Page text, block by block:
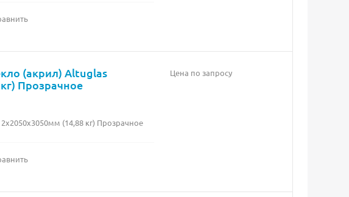
(акрил) Altuglas
Прозрачное
(14,88 кг) Прозрачное
Цена по запросу